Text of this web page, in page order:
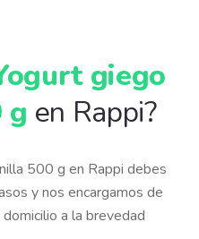
giego
g en Rappi?
500 g en Rappi debes
y nos encargamos de
a la brevedad